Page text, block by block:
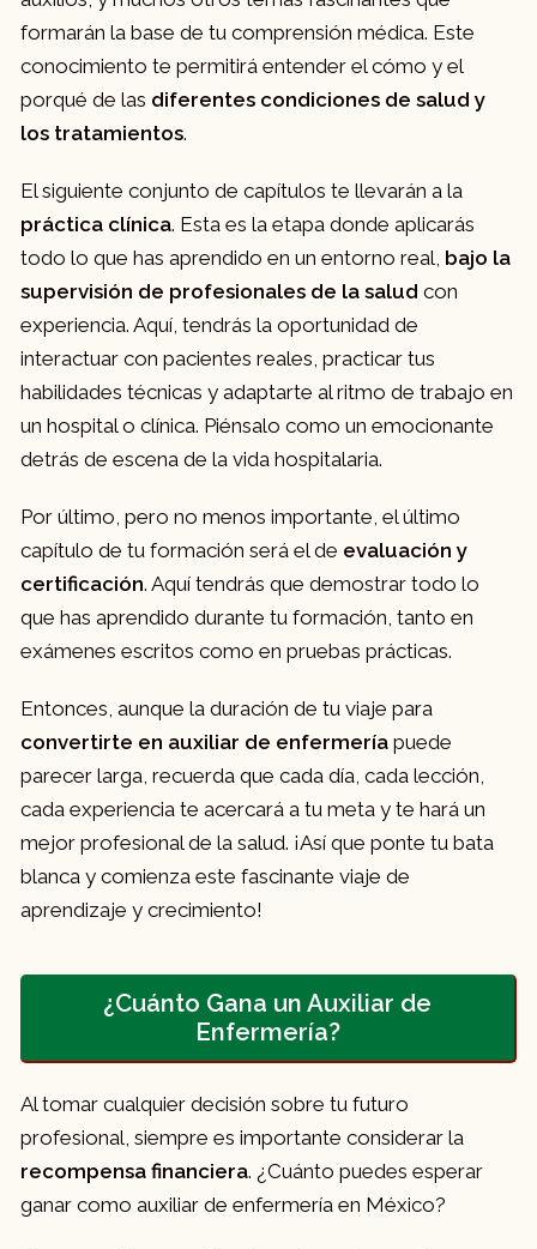
formarán la base de tu comprensión médica. Este
conocimiento te permitirá entender el cómo y el
porqué de las diferentes condiciones de salud y
los tratamientos.
El siguiente conjunto de capítulos te llevarán a la
práctica clínica. Esta es la etapa donde aplicarás
todo lo que has aprendido en un entorno real, bajo la
supervisión de profesionales de la salud con
experiencia. Aquí, tendrás la oportunidad de
interactuar con pacientes reales, practicar tus
habilidades técnicas y adaptarte al ritmo de trabajo en
un hospital o clínica. Piénsalo como un emocionante
detrás de escena de la vida hospitalaria.
Por último, pero no menos importante, el último
capítulo de tu formación será el de evaluación y
certificación. Aquí tendrás que demostrar todo lo
que has aprendido durante tu formación, tanto en
exámenes escritos como en pruebas prácticas.
Entonces, aunque la duración de tu viaje para
convertirte en auxiliar de enfermería puede
parecer larga, recuerda que cada día, cada lección,
cada experiencia te acercará a tu meta y te hará un
mejor profesional de la salud. ¡Así que ponte tu bata
blanca y comienza este fascinante viaje de
aprendizaje y crecimiento!
¿Cuánto Gana un Auxiliar de
Enfermería?
Al tomar cualquier decisión sobre tu futuro
profesional, siempre es importante considerar la
recompensa financiera. ¿Cuánto puedes esperar
ganar como auxiliar de enfermería en México?